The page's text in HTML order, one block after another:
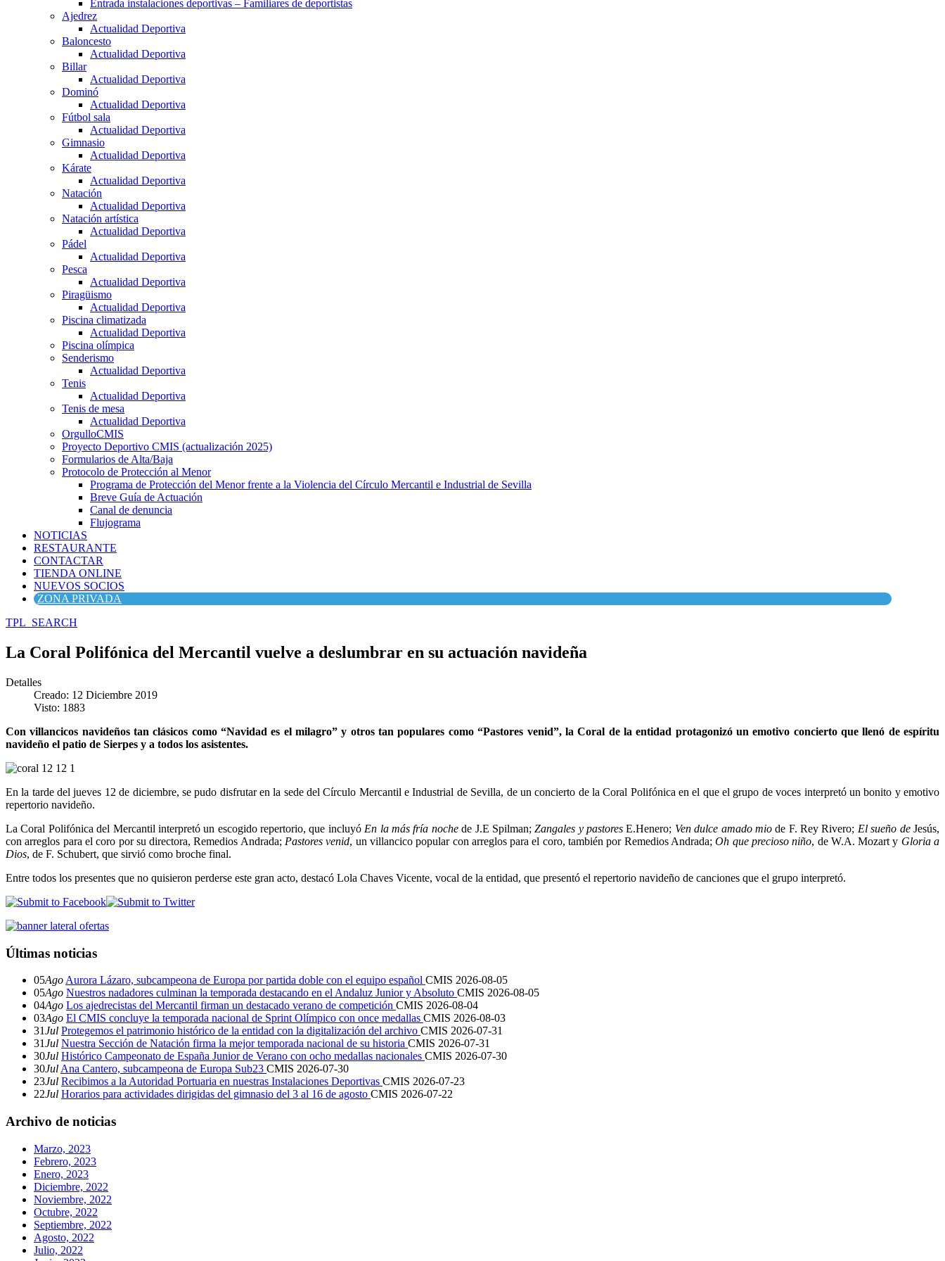
Entrada instalaciones deportivas – Familiares de deportistas
Ajedrez
Actualidad Deportiva
Baloncesto
Actualidad Deportiva
Billar
Actualidad Deportiva
Dominó
Actualidad Deportiva
Fútbol sala
Actualidad Deportiva
Gimnasio
Actualidad Deportiva
Kárate
Actualidad Deportiva
Natación
Actualidad Deportiva
Natación artística
Actualidad Deportiva
Pádel
Actualidad Deportiva
Pesca
Actualidad Deportiva
Piragüismo
Actualidad Deportiva
Piscina climatizada
Actualidad Deportiva
Piscina olímpica
Senderismo
Actualidad Deportiva
Tenis
Actualidad Deportiva
Tenis de mesa
Actualidad Deportiva
OrgulloCMIS
Proyecto Deportivo CMIS (actualización 2025)
Formularios de Alta/Baja
Protocolo de Protección al Menor
Programa de Protección del Menor frente a la Violencia del Círculo Mercantil e Industrial de Sevilla
Breve Guía de Actuación
Canal de denuncia
Flujograma
NOTICIAS
RESTAURANTE
CONTACTAR
TIENDA ONLINE
NUEVOS SOCIOS
ZONA PRIVADA
TPL_SEARCH
La Coral Polifónica del Mercantil vuelve a deslumbrar en su actuación navideña
Detalles
Creado: 12 Diciembre 2019
Visto: 1883
Con villancicos navideños tan clásicos como “Navidad es el milagro” y otros tan populares como “Pastores venid”, la Coral de la entidad protagonizó un emotivo concierto que llenó de espíritu
navideño el patio de Sierpes y a todos los asistentes.
En la tarde del jueves 12 de diciembre, se pudo disfrutar en la sede del Círculo Mercantil e Industrial de Sevilla, de un concierto de la Coral Polifónica en el que el grupo de voces interpretó un bonito y emotivo
repertorio navideño.
La Coral Polifónica del Mercantil interpretó un escogido repertorio, que incluyó En la más fría nochede J.E Spilman;Zangales y pastores E.Henero; Ven dulce amado miode F. Rey Rivero; El sueño deJesús,
con arreglos para el coro por su directora, Remedios Andrada; Pastores venid, un villancico popular con arreglos para el coro, también por Remedios Andrada;Oh que precioso niño, de W.A. Mozart y Gloria a
Dios, de F. Schubert, que sirvió como broche final.
Entre todos los presentes que no quisieron perderse este gran acto, destacó Lola Chaves Vicente, vocal de la entidad, que presentó el repertorio navideño de canciones que el grupo interpretó.
Últimas noticias
05Ago Aurora Lázaro, subcampeona de Europa por partida doble con el equipo español CMIS 2026-08-05
05Ago Nuestros nadadores culminan la temporada destacando en el Andaluz Junior y Absoluto CMIS 2026-08-05
04Ago Los ajedrecistas del Mercantil firman un destacado verano de competición CMIS 2026-08-04
03Ago El CMIS concluye la temporada nacional de Sprint Olímpico con once medallas CMIS 2026-08-03
31Jul Protegemos el patrimonio histórico de la entidad con la digitalización del archivo CMIS 2026-07-31
31Jul Nuestra Sección de Natación firma la mejor temporada nacional de su historia CMIS 2026-07-31
30Jul Histórico Campeonato de España Junior de Verano con ocho medallas nacionales CMIS 2026-07-30
30Jul Ana Cantero, subcampeona de Europa Sub23 CMIS 2026-07-30
23Jul Recibimos a la Autoridad Portuaria en nuestras Instalaciones Deportivas CMIS 2026-07-23
22Jul Horarios para actividades dirigidas del gimnasio del 3 al 16 de agosto CMIS 2026-07-22
Archivo de noticias
Marzo, 2023
Febrero, 2023
Enero, 2023
Diciembre, 2022
Noviembre, 2022
Octubre, 2022
Septiembre, 2022
Agosto, 2022
Julio, 2022